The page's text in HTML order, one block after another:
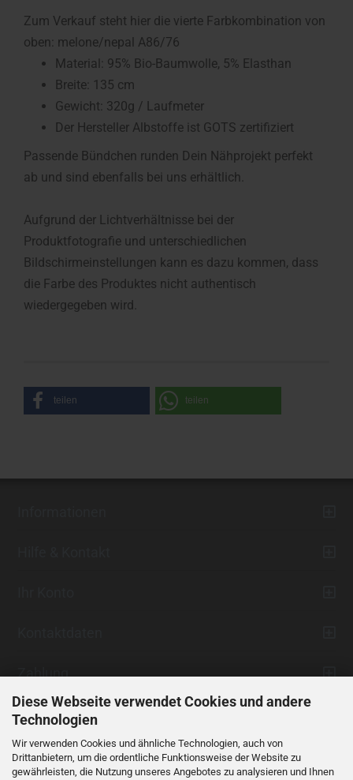
Diese Webseite verwendet Cookies und andere
Technologien
Wir verwenden Cookies und ähnliche Technologien, auch von
Drittanbietern, um die ordentliche Funktionsweise der Website zu
gewährleisten, die Nutzung unseres Angebotes zu analysieren und Ihnen
Zum Verkauf steht hier die vierte Farbkombination von
oben: melone/nepal A86/76
Material: 95% Bio-Baumwolle, 5% Elasthan
Breite: 135 cm
Gewicht: 320g / Laufmeter
Der Hersteller Albstoffe ist GOTS zertifiziert
Passende Bündchen runden Dein Nähprojekt perfekt
ab und sind ebenfalls bei uns erhältlich.
Aufgrund der Lichtverhältnisse bei der
Produktfotografie und unterschiedlichen
Bildschirmeinstellungen kann es dazu kommen, dass
die Farbe des Produktes nicht authentisch
wiedergegeben wird.
teilen teilen
Zahlung